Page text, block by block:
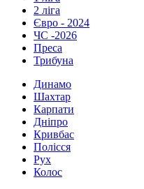
2 ліга
Євро - 2024
ЧС -2026
Преса
Трибуна
Динамо
Шахтар
Карпати
Дніпро
Кривбас
Полісся
Рух
Колос